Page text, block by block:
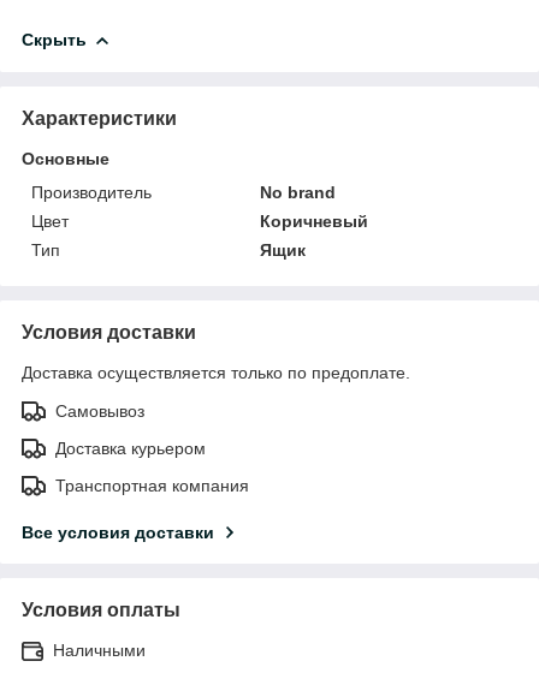
Скрыть
Характеристики
Основные
Производитель
No brand
Цвет
Коричневый
Тип
Ящик
Условия доставки
Доставка осуществляется только по предоплате.
Самовывоз
Доставка курьером
Транспортная компания
Все условия доставки
Условия оплаты
Наличными